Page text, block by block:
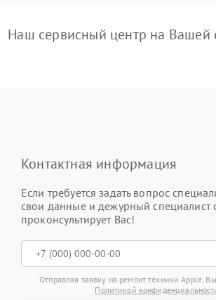
Наш сервисный центр на Вашей
Контактная информация
Если требуется задать вопрос
свои данные и дежурный специалист
проконсультирует Вас!
Отправляя заявку на ремонт техники Apple,
Политикой